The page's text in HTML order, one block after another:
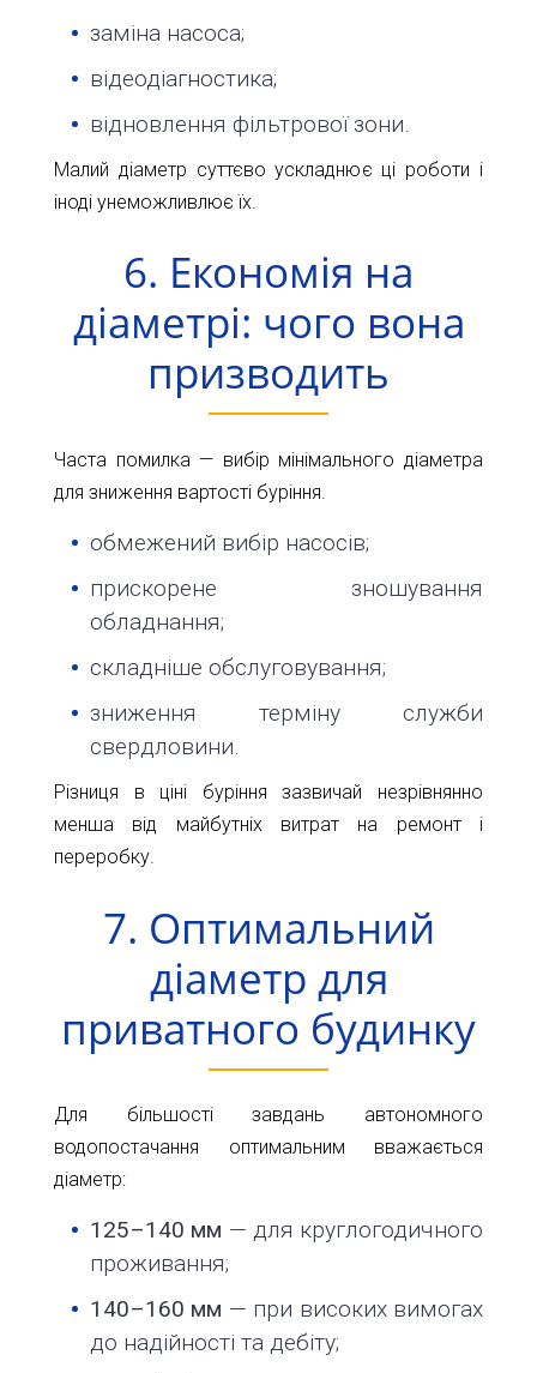
заміна насоса;
відеодіагностика;
відновлення фільтрової зони.
Малий діаметр суттєво ускладнює ці роботи і
іноді унеможливлює їх.
6. Економія на
діаметрі: чого вона
призводить
Часта помилка — вибір мінімального діаметра
для зниження вартості буріння.
обмежений вибір насосів;
прискорене зношування
обладнання;
складніше обслуговування;
зниження терміну служби
свердловини.
Різниця в ціні буріння зазвичай незрівнянно
менша від майбутніх витрат на ремонт і
переробку.
7. Оптимальний
діаметр для
приватного будинку
Для більшості завдань автономного
водопостачання оптимальним вважається
діаметр:
125–140 мм — для круглогодичного
проживання;
140–160 мм — при високих вимогах
до надійності та дебіту;